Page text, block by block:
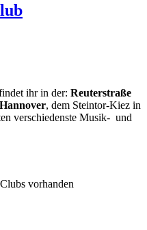
ihr in der: Reuterstraße
, dem Steintor-Kiez in
verschiedenste Musik- und
vorhanden